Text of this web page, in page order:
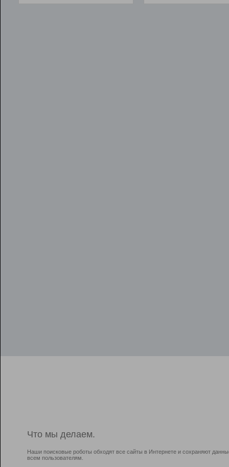
Что мы делаем.
Наши поисковые роботы обходят все сайты в Интернете и сохраняют
всем пользователям.